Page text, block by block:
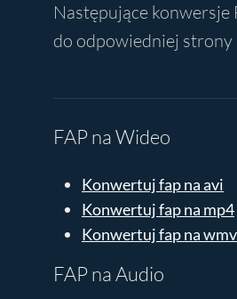
Następujące konwersje
do odpowiedniej strony
FAP na Wideo
Konwertuj fap na avi
Konwertuj fap na mp4
Konwertuj fap na wmv
FAP na Audio